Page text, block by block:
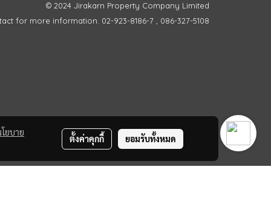
© 2024 Jirakarn Property Company Limited
for more information. 02-923-8186-7 , 086-327-5108
ยบาย
ตั้งค่าคุกกี้ ยอมรับทั้งหมด